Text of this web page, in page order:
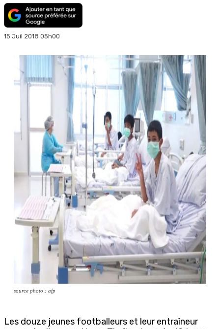
15 Juil 2018 05h00
source photo : afp
Les douze jeunes footballeurs et leur entraîneur